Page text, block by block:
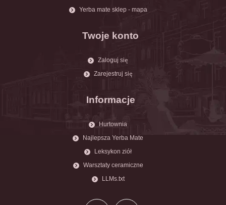
Yerba mate sklep - mapa
Twoje konto
Zaloguj się
Zarejestruj się
Informacje
Hurtownia
Najlepsza Yerba Mate
Leksykon ziół
Warsztaty ceramiczne
LLMs.txt